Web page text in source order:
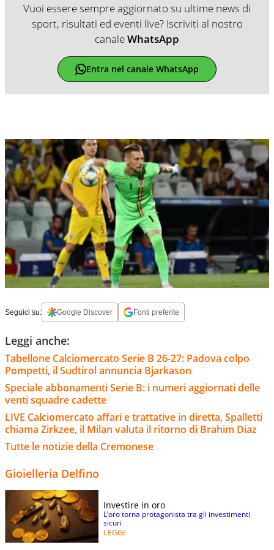
Vuoi essere sempre aggiornato su ultime news di
sport, risultati ed eventi live? Iscriviti al nostro
canaleWhatsApp
Entra nel canale WhatsApp
Seguici su: Google Discover Fonti preferite
Leggi anche:
Tabellone Calciomercato Serie B 26-27: Padova colpo
Pompetti, il Sudtirol annuncia Bjarkason
Speciale abbonamenti Serie B: i numeri aggiornati delle
venti squadre cadette
LIVE Calciomercato affari e trattative in diretta, Spalletti
chiama Zirkzee, il Milan valuta il ritorno di Brahim Diaz
Tutte le notizie della Cremonese
Gioielleria Delfino
Investire in oro
L’oro torna protagonista tra gli investimenti
sicuri
LEGGI